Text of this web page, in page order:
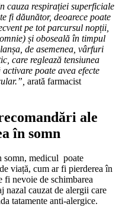
cauza respirației superficiale
fi dăunător, deoarece poate
pe tot parcursul nopții,
și oboseală în timpul
de asemenea, vârfuri
care reglează tensiunea
poate avea efecte
arată farmacist
ale
în somn
somn, medicul poate
viață, cum ar fi pierderea în
fi nevoie de schimbarea
nazal cauzat de alergii care
tatamente anti-alergice.